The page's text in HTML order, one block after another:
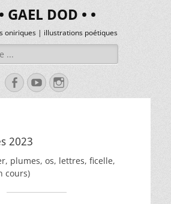
GAEL DOD • •
oniriques | illustrations poétiques
2023
plumes, os, lettres, ficelle,
cours)